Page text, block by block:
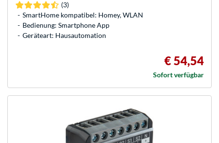
(3)
SmartHome kompatibel: Homey, WLAN
Bedienung: Smartphone App
Geräteart: Hausautomation
€ 54,54
Sofort verfügbar